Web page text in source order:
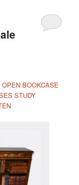
BOOKCASE
STUDY